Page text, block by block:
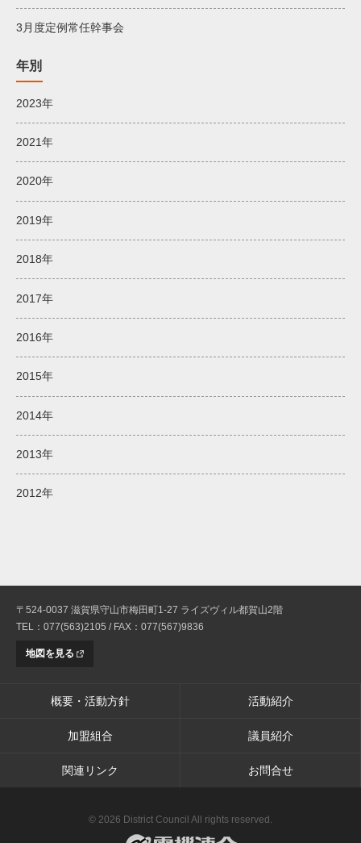
3月度定例常任幹事会
年別
2023年
2021年
2020年
2019年
2018年
2017年
2016年
2015年
2014年
2013年
2012年
〒524-0037 滋賀県守山市梅田町1-27 ライズヴィル都賀山2階
TEL：077(563)2105 / FAX：077(567)9836
地図を見る
概要・活動方針 活動紹介
加盟組合 議員紹介
関連リンク お問合せ
© 2026 District Council All rights reserved.